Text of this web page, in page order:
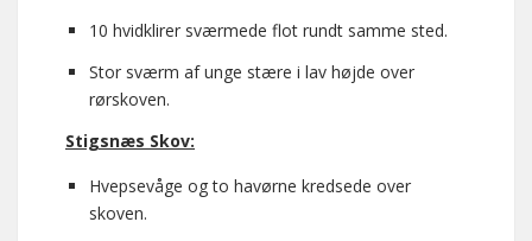
10 hvidklirer sværmede flot rundt samme sted.
Stor sværm af unge stære i lav højde over
rørskoven.
Stigsnæs Skov:
Hvepsevåge og to havørne kredsede over
skoven.